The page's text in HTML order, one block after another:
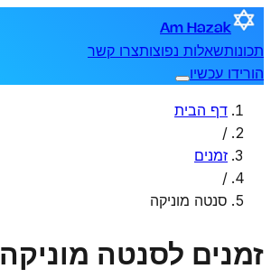
Am Hazak
תכונותשאלות נפוצותצרו קשר
הורידו עכשיו
דף הבית
/
זמנים
/
סנטה מוניקה
זמנים לסנטה מוניקה